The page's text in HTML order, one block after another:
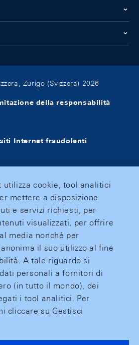
Zurigo (Svizzera) 2026
della responsabilità
Internet fraudolenti
utilizza cookie, tool analitici
mettere a disposizione
e servizi richiesti, per
visualizzati, per offrire
media nonché per
il suo utilizzo al fine
A tale riguardo si
personali a fornitori di
(in tutto il mondo), dei
i tool analitici. Per
cliccare su Gestisci